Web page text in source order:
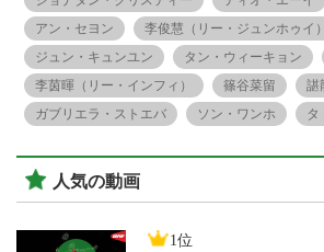
アン・セヨン
李俊慧（リー・ジュンホゥイ）
ジュン・キュンユン
タン・ウィーキョン
李茵暉（リー・インフィ）
篠谷菜留
諶
ガブリエラ・ストエバ
ソン・ワンホ タ
人気の動画
1位